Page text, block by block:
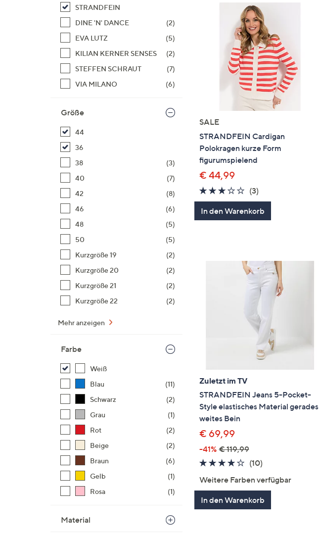
STRANDFEIN
DINE 'N' DANCE
(2)
EVA LUTZ
(5)
KILIAN KERNER SENSES
(2)
STEFFEN SCHRAUT
(7)
VIA MILANO
(6)
Größe
44
36
38
(3)
40
(7)
42
(8)
46
(6)
48
(5)
50
(5)
Kurzgröße 19
(2)
Kurzgröße 20
(2)
Kurzgröße 21
(2)
Kurzgröße 22
(2)
Mehr anzeigen
Farbe
Weiß
Blau
(11)
Schwarz
(2)
Grau
(1)
Rot
(2)
Beige
(2)
Braun
(6)
Gelb
(1)
Rosa
(1)
Material
SALE
STRANDFEIN Cardigan
Polokragen kurze Form
figurumspielend
€ 44,99
3.0
von
5
(3)3
Bewertungen
In den Warenkorb
Zuletzt im TV
STRANDFEIN Jeans 5-Pocket-
Style elastisches Material gerades
weites Bein
€ 69,99
-41% € 119,99
4.2
5
(10)10
Weitere Farben verfügbar
In den Warenkorb